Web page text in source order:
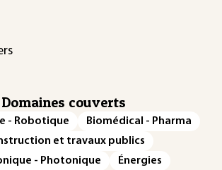
Domaines couverts
- Robotique
Biomédical - Pharma
et travaux publics
- Photonique
Énergies